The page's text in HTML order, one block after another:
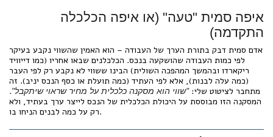
איפה סמית "טעה" (או איפה הכלכלה
התקדמה)
אדם סמית דבק בתורת הערך של העבודה – הוא האמין שהשווי נקבע בעיקר
לפי כמות העבודה שהושקעה בנכס. הכלכלנים שבאו אחריו (כמו דייוויד
ריקארדו ובהמשך המהפכה השולית) הבינו ששווי לא נקבע רק לפי העבר
(כמה עלה לבנות), אלא לפי העתיד (כמה תועלת או כסף הנכס יניב). זה
מתחבר לציטוט שלי:"שווי הוא מסקנה כלכלית על מחיר שראוי שיתקבל".
המסקנה הזו מבוססת על היכולת הכלכלית של הנכס לייצר ערך בעתיד, ולא
רק על כמה לבנים הניחו בו.